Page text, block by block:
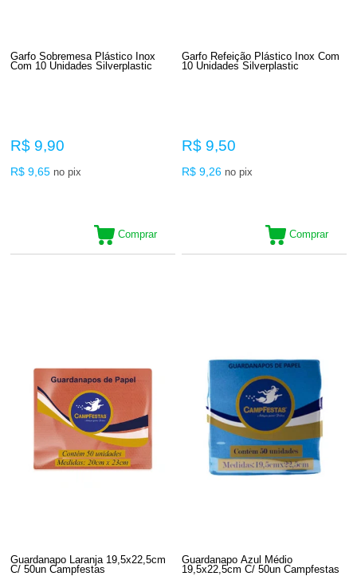
Garfo Sobremesa Plástico Inox
Com 10 Unidades Silverplastic
R$ 9,90
R$ 9,65 no pix
Comprar
Garfo Refeição Plástico Inox Com
10 Unidades Silverplastic
R$ 9,50
R$ 9,26 no pix
Comprar
Guardanapo Laranja 19,5x22,5cm
C/ 50un Campfestas
Guardanapo Azul Médio
19,5x22,5cm C/ 50un Campfestas